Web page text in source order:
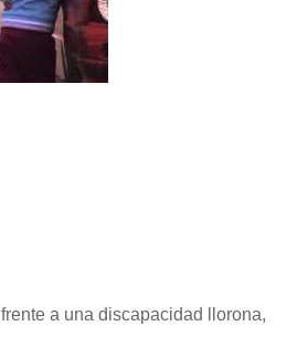
a una discapacidad llorona,